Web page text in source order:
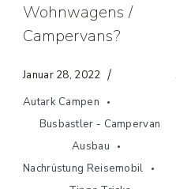
Wohnwagens /
Campervans?
Januar 28, 2022
Autark Campen
Busbastler - Campervan
Ausbau
Nachrüstung Reisemobil